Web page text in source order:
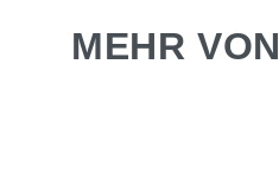
MEHR VON